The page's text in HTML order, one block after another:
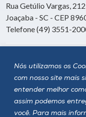
Nós utilizamos os
com nosso site mais
entender melhor
assim podemos
você. Para mais
Rua Getúlio Vargas,
Joaçaba - SC - CEP
Telefone (49) 3551-
Siga a Unoesc